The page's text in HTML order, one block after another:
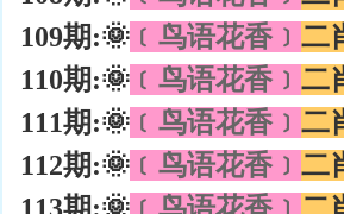
109期:🌞 ﹝鸟语花香﹞ 二
110期:🌞 ﹝鸟语花香﹞ 二
111期:🌞 ﹝鸟语花香﹞ 二
112期:🌞 ﹝鸟语花香﹞ 二